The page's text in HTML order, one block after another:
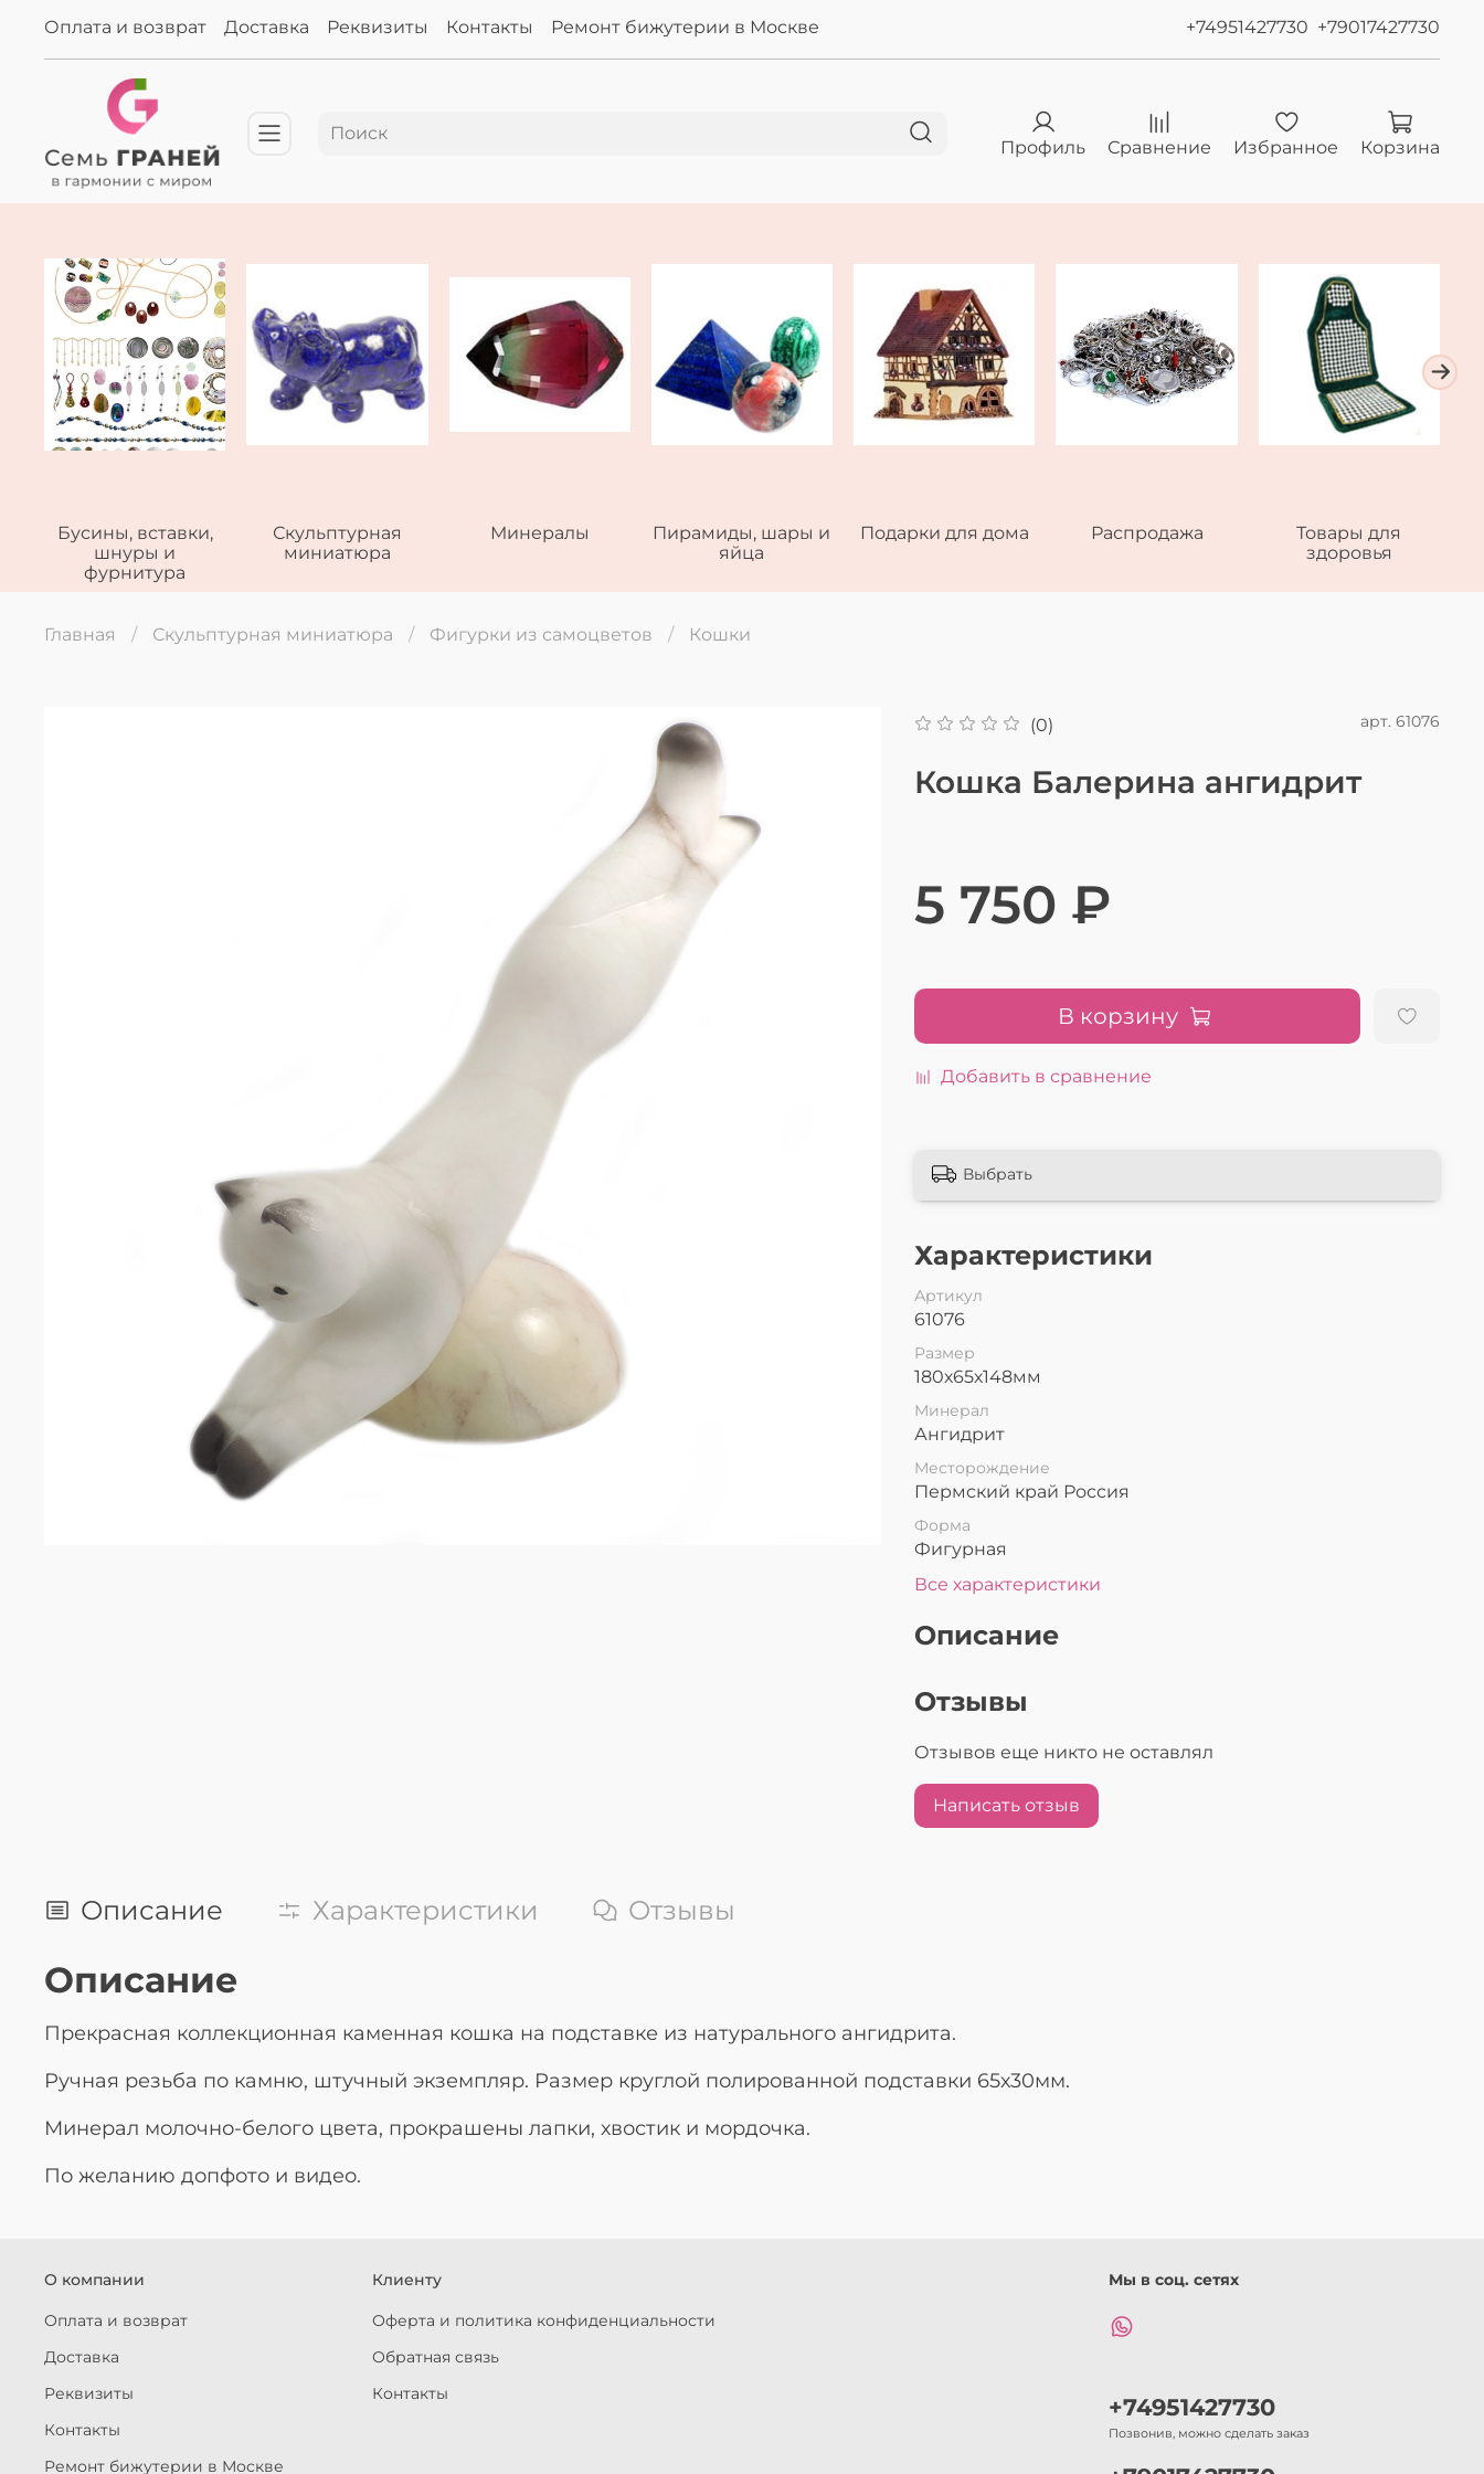
Оплата и возврат Доставка Реквизиты Контакты Ремонт бижутерии в Москве +74951427730 +79017427730
Профиль Сравнение Избранное Корзина
Бусины, вставки,
шнуры и
фурнитура
Скульптурная
миниатюра
Минералы
Пирамиды, шары и
яйца
Подарки для дома Распродажа
Товары для
здоровья
Главная Скульптурная миниатюра Фигурки из самоцветов Кошки
(0) арт. 61076
Кошка Балерина ангидрит
5 750 ₽
В корзину
Добавить в сравнение
Выбрать
Характеристики
Артикул
61076
Размер
180х65х148мм
Минерал
Ангидрит
Месторождение
Пермский край Россия
Форма
Фигурная
Все характеристики
Описание
Отзывы
Отзывов еще никто не оставлял
Написать отзыв
Описание Характеристики Отзывы
Описание
Прекрасная коллекционная каменная кошка на подставке из натурального ангидрита.
Ручная резьба по камню, штучный экземпляр. Размер круглой полированной подставки 65х30мм.
Минерал молочно-белого цвета, прокрашены лапки, хвостик и мордочка.
По желанию допфото и видео.
О компании
Оплата и возврат
Доставка
Реквизиты
Контакты
Ремонт бижутерии в Москве
Клиенту
Оферта и политика конфиденциальности
Обратная связь
Контакты
Мы в соц. сетях
+74951427730
Позвонив, можно сделать заказ